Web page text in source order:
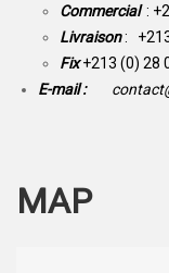
Commercial :
Livraison:
Fix +213 (0) 28
E-mail :
MAP